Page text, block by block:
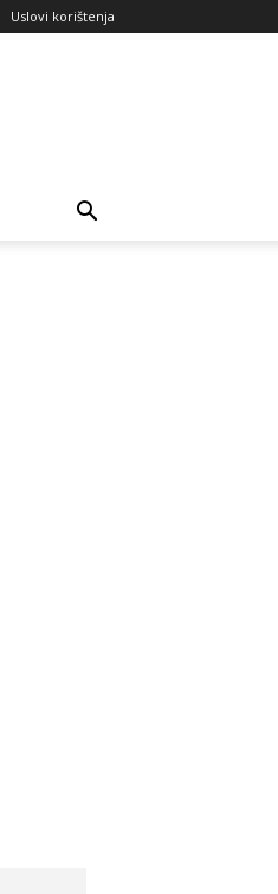
Uslovi korištenja